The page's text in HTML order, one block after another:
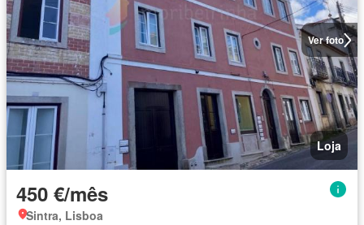
Ver foto
Loja
450 €/mês
Sintra, Lisboa